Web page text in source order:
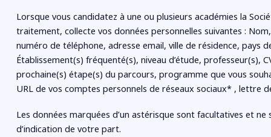
Lorsque vous candidatez à une ou plusieurs académies la
traitement, collecte vos données personnelles suivantes :
numéro de téléphone, adresse email, ville de résidence, pays
Établissement(s) fréquenté(s), niveau d’étude, professeur(s),
prochaine(s) étape(s) du parcours, programme que vous
URL de vos comptes personnels de réseaux sociaux* , lettre
Les données marquées d’un astérisque sont facultatives et ne
d’indication de votre part.